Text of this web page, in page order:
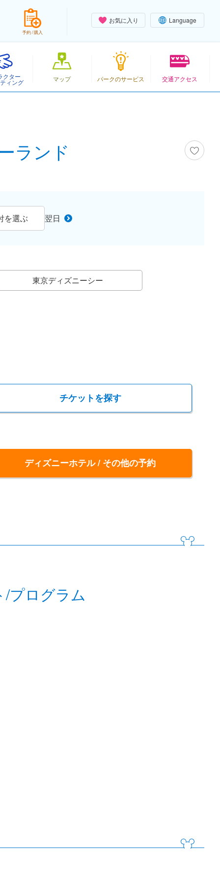
お気に入り Language
予約 / 購入
クター
ィング マップ パークのサービス 交通アクセス
ランド
を選ぶ 翌日
東京ディズニーシー
チケットを探す
ディズニーホテル / その他の予約
/プログラム